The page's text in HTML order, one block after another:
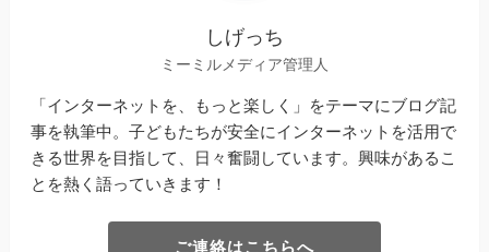
しげっち
ミーミルメディア管理人
「インターネットを、もっと楽しく」をテーマにブログ記
事を執筆中。子どもたちが安全にインターネットを活用で
きる世界を目指して、日々奮闘しています。興味があるこ
とを熱く語っていきます！
ご連絡はこちらへ